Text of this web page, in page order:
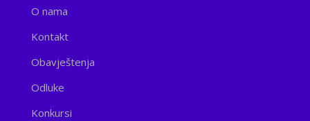
O nama
Kontakt
Obavještenja
Odluke
Konkursi